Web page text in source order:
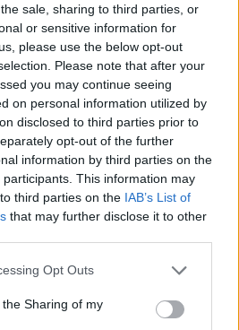
sale, sharing to third parties, or
or sensitive information for
please use the below opt-out
Please note that after your
you may continue seeing
on personal information utilized by
disclosed to third parties prior to
opt-out of the further
information by third parties on the
participants. This information may
third parties on the IAB’s List of
that may further disclose it to other
Opt Outs
Sharing of my
Depositphotos
Facebook
Telegram
Stampa